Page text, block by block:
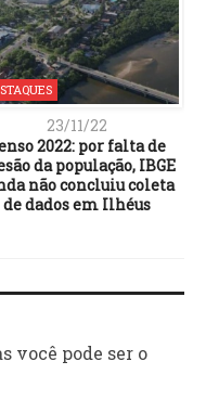
23/11/22
2022: por falta de
da população, IBGE
não concluiu coleta
de dados em Ilhéus
você pode ser o